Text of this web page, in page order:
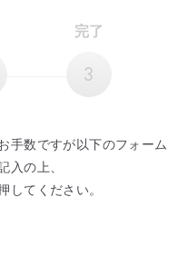
完了
⼿数ですが以下のフォーム
⼊の上、
してください。